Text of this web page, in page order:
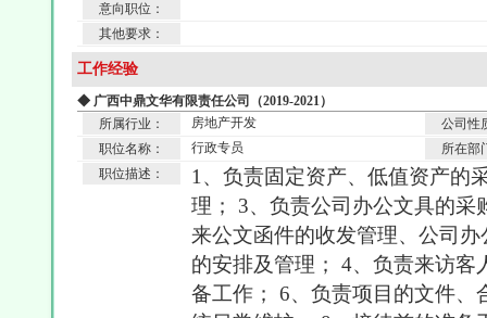
意向职位：
其他要求：
工作经验
◆ 广西中鼎文华有限责任公司（2019-2021）
所属行业：
房地产开发
公司性
职位名称：
行政专员
所在部
职位描述：
1、负责固定资产、低值资产的
理； 3、负责公司办公文具的采
来公文函件的收发管理、公司
的安排及管理； 4、负责来访客
备工作； 6、负责项目的文件、